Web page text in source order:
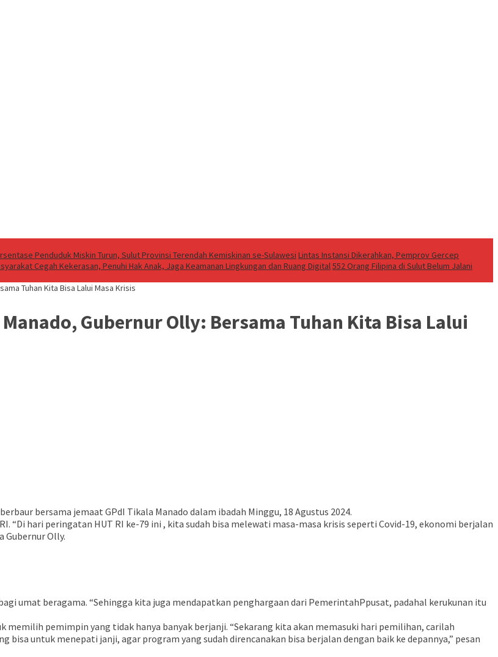
Penduduk Miskin Turun, Sulut Provinsi Terendah Kemiskinan se-Sulawesi Lintas Instansi Dikerahkan, Pemprov Gercep
Cegah Kekerasan, Penuhi Hak Anak, Jaga Keamanan Lingkungan dan Ruang Digital552 Orang Filipina di Sulut Belum Jalani
Tuhan Kita Bisa Lalui Masa Krisis
Gubernur Olly: Bersama Tuhan Kita Bisa Lalui
bersama jemaat GPdI Tikala Manado dalam ibadah Minggu, 18 Agustus 2024.
“Di hari peringatan HUT RI ke-79 ini , kita sudah bisa melewati masa-masa krisis seperti Covid-19, ekonomi berjalan
Gubernur Olly.
umat beragama. “Sehingga kita juga mendapatkan penghargaan dari PemerintahPpusat, padahal kerukunan itu
pemimpin yang tidak hanya banyak berjanji. “Sekarang kita akan memasuki hari pemilihan, carilah
untuk menepati janji, agar program yang sudah direncanakan bisa berjalan dengan baik ke depannya,” pesan